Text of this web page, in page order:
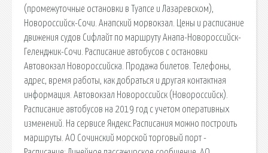
(промежуточные остановки в Туапсе и Лазаревском),
Новороссийск-Сочи. Анапский морвокзал. Цены и расписание
движения судов Сифлайт по маршруту Анапа-Новороссийск-
Геленджик-Сочи. Расписание автобусов с остановки
Автовокзал Новороссийска. Продажа билетов. Телефоны,
адрес, время работы, как добраться и другая контактная
информация. Автовокзал Новороссийск (Новороссийск).
Расписание автобусов на 2019 год с учетом оперативных
изменений. На сервисе Яндекс.Расписания можно построить
маршруты. АО Сочинский морской торговый порт -